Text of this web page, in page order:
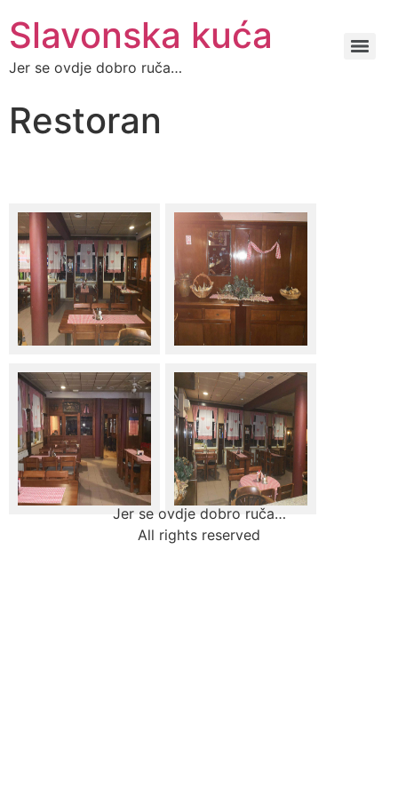
Slavonska kuća
Jer se ovdje dobro ruča…
Restoran
Jer se ovdje dobro ruča…
All rights reserved